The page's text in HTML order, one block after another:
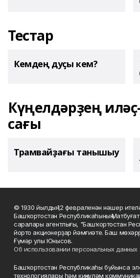
Тестар
Кемдең дуҫы кем?
Күңелдәрҙең
сағы
Трамвайҙағы танышыу
© 1930 йылдың 12 февраленән нәшер
Башҡортостан Республикаһының
саралары агентлығы, "Башҡортостан
йорто акционерҙар йәмғиәте. Баш
Ғүмәр улы Юнысов.
Об использовании персональных данных
Башҡортостан Республикаһы буйынса
технологиялары һәм киңкүләм